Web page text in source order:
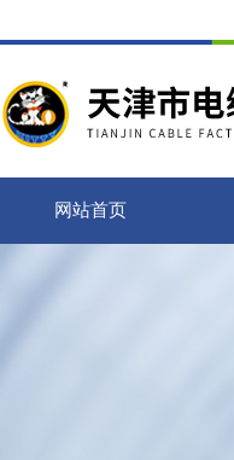
网站首页